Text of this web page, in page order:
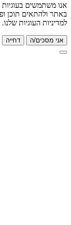
בעוגיות כדי
תוכן
העוגיות שלנו.מידע נוסף
ה דחייה